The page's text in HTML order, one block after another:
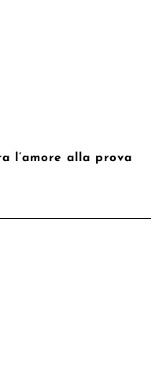
l’amore alla prova